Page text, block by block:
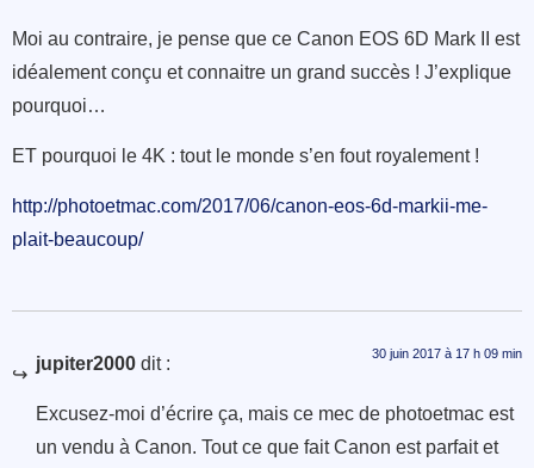
Moi au contraire, je pense que ce Canon EOS 6D Mark II est
idéalement conçu et connaitre un grand succès ! J’explique
pourquoi…
ET pourquoi le 4K : tout le monde s’en fout royalement !
http://photoetmac.com/2017/06/canon-eos-6d-markii-me-
plait-beaucoup/
jupiter2000 dit : 30 juin 2017 à 17 h 09 min
Excusez-moi d’écrire ça, mais ce mec de photoetmac est
un vendu à Canon. Tout ce que fait Canon est parfait et